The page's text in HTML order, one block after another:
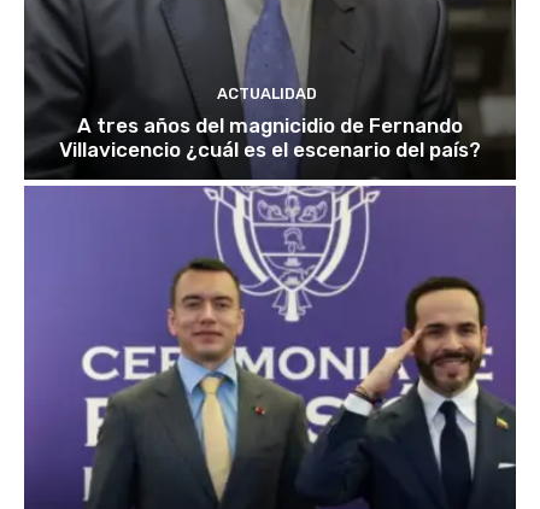
ACTUALIDAD
A tres años del magnicidio de Fernando
Villavicencio ¿cuál es el escenario del país?